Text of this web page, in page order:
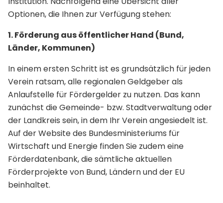
Optionen, die Ihnen zur Verfügung stehen:
1. Förderung aus öffentlicher Hand (Bund,
Länder, Kommunen)
In einem ersten Schritt ist es grundsätzlich für jeden
Verein ratsam, alle regionalen Geldgeber als
Anlaufstelle für Fördergelder zu nutzen. Das kann
zunächst die Gemeinde- bzw. Stadtverwaltung oder
der Landkreis sein, in dem Ihr Verein angesiedelt ist.
Auf der Website des Bundesministeriums für
Wirtschaft und Energie finden Sie zudem eine
Förderdatenbank, die sämtliche aktuellen
Förderprojekte von Bund, Ländern und der EU
beinhaltet.